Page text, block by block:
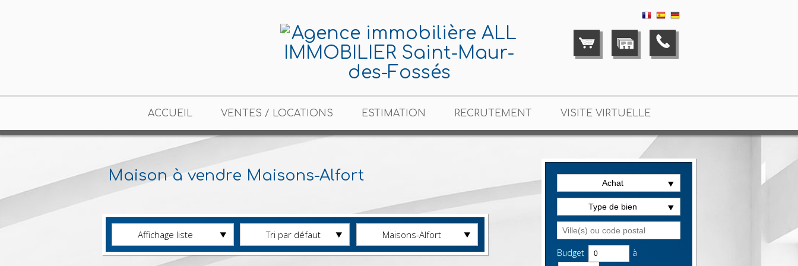
ACCUEIL VENTES / LOCATIONS ESTIMATION RECRUTEMENT VISITE VIRTUELLE
Achat
Type de bien
Budget à
Maison à vendre Maisons-Alfort
Affichage liste Tri par défaut Maisons-Alfort